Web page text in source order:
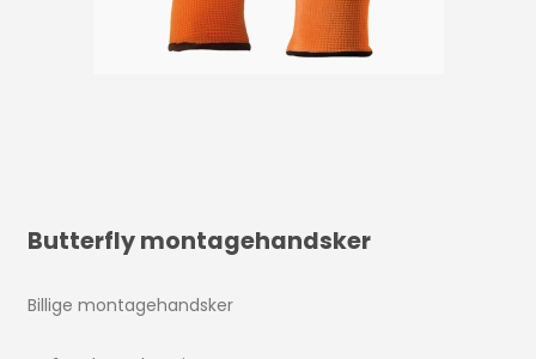
Butterfly montagehandsker
Billige montagehandsker